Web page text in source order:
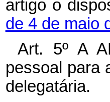
artigo o
de 4 de maio
Art. 5º A
pessoal para
delegatária.